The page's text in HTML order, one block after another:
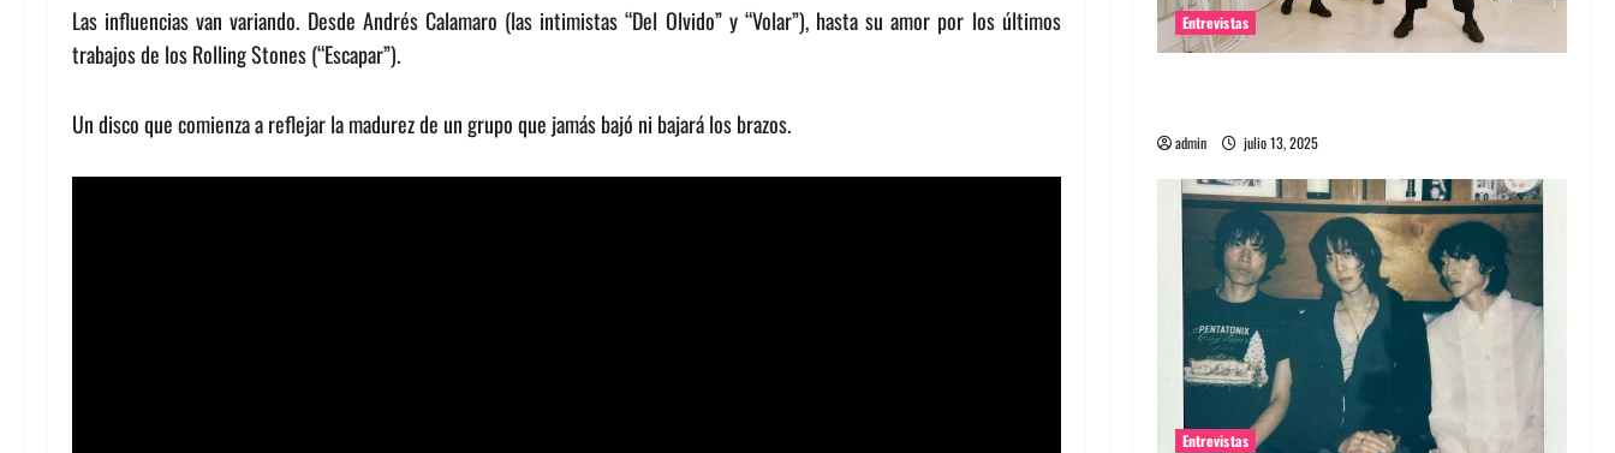
Las influencias van variando. Desde Andrés Calamaro (las intimistas “Del Olvido” y “Volar”), hasta su amor por los últimos
trabajos de los Rolling Stones (“Escapar”).
Un disco que comienza a reflejar la madurez de un grupo que jamás bajó ni bajará los brazos.
Entrevistas
admin julio 13, 2025
Entrevistas